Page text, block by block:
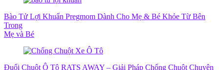
Bào Tử Lợi Khuẩn Pregmom Dành Cho Mẹ & Bé Khỏe Từ Bên
Trong
Mẹ và Bé
Đuổi Chuột Ô Tô RATS AWAY – Giải Pháp Chống Chuột Chuyên